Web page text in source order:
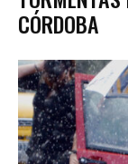
CÓRDOBA